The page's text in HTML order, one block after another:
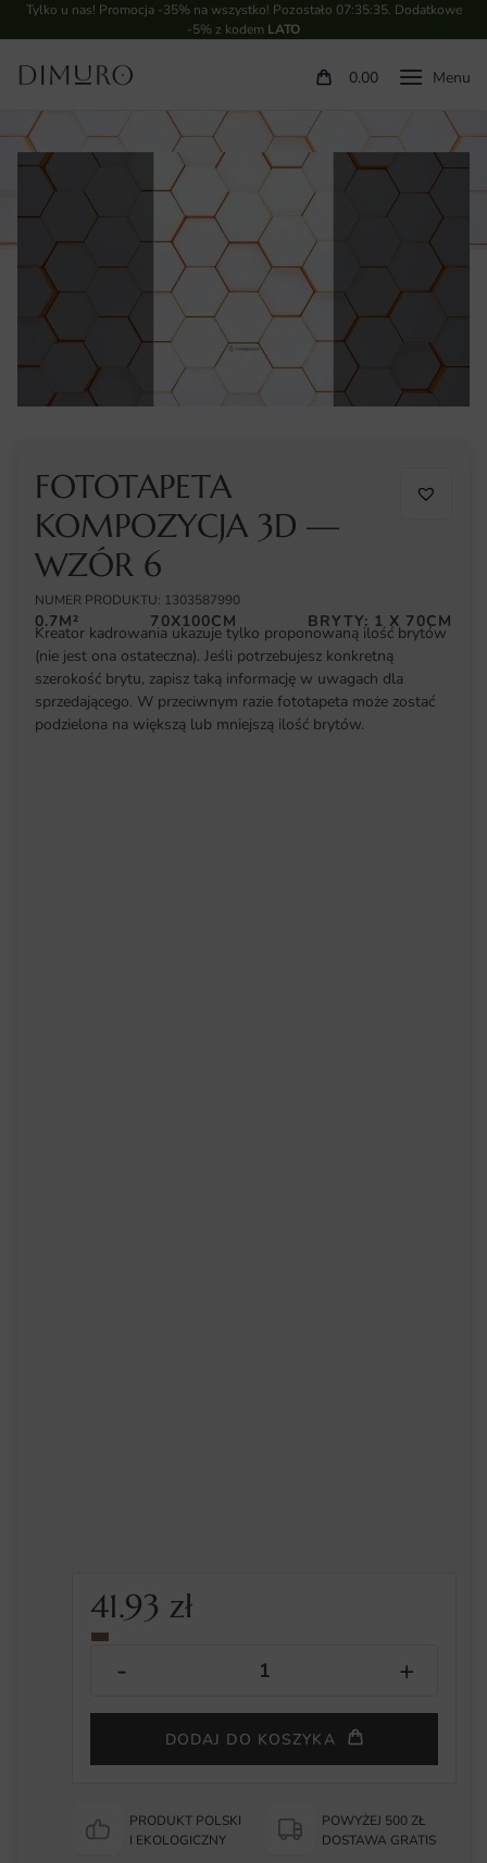
Tylko u nas! Promocja -35% na wszystko! Pozostało 07:35:35. Dodatkowe
-5% z kodem LATO
0.00
FOTOTAPETA
KOMPOZYCJA 3D —
WZÓR 6
NUMER PRODUKTU: 1303587990
0.7M² 70X100CM BRYTY: 1 X 70CM
Kreator kadrowania ukazuje tylko proponowaną ilość brytów
(nie jest ona ostateczna). Jeśli potrzebujesz konkretną
szerokość brytu, zapisz taką informację w uwagach dla
sprzedającego. W przeciwnym razie fototapeta może zostać
podzielona na większą lub mniejszą ilość brytów.
41.93zł
DODAJ DO KOSZYKA
PRODUKT POLSKI
I EKOLOGICZNY
POWYŻEJ 500 ZŁ
DOSTAWA GRATIS